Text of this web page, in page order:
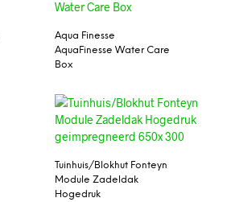
Aqua Finesse
AquaFinesse Water Care
Box
Tuinhuis/Blokhut Fonteyn
Module Zadeldak
Hogedruk